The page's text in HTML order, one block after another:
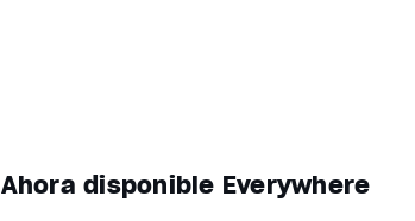
Ahora disponible Everywhere